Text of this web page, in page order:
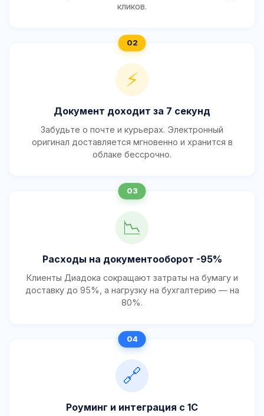
кликов.
⚡
Документ доходит за 7 секунд
Забудьте о почте и курьерах. Электронный
оригинал доставляется мгновенно и хранится в
облаке бессрочно.
📉
Расходы на документооборот -95%
Клиенты Диадока сокращают затраты на бумагу и
доставку до 95%, а нагрузку на бухгалтерию — на
80%.
🔗
Роуминг и интеграция с 1С